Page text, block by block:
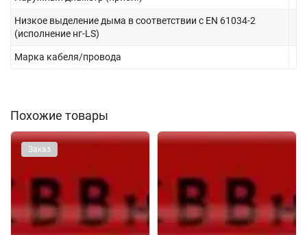
Низкое выделение дыма в соответствии с EN 61034-2
(исполнение нг-LS)
Марка кабеля/провода
Похожие товары
Заказ